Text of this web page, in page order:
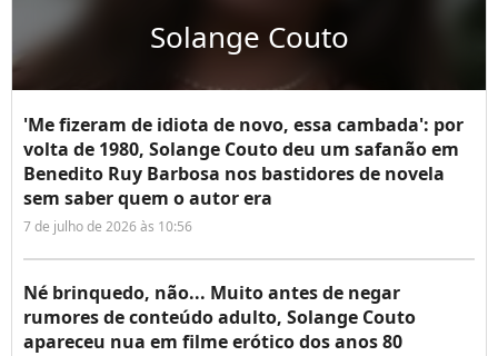
Solange Couto
'Me fizeram de idiota de novo, essa cambada': por
volta de 1980, Solange Couto deu um safanão em
Benedito Ruy Barbosa nos bastidores de novela
sem saber quem o autor era
7 de julho de 2026 às 10:56
Né brinquedo, não... Muito antes de negar
rumores de conteúdo adulto, Solange Couto
apareceu nua em filme erótico dos anos 80